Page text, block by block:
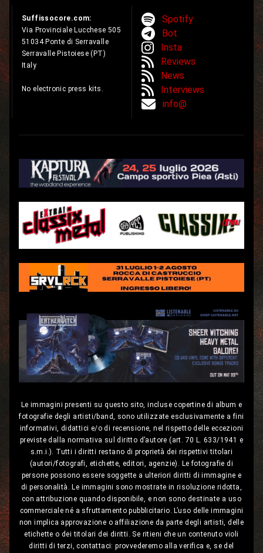
Suffissocore.com:
Via Provinciale Lucchese 505
51034 Ponte di Serravalle
Serravalle Pistoiese (PT)
Italy
No electronic press kits.
Spotify
Bot
Insta
Reviews
News
Interviews
info@
Le immagini presenti su questo sito, incluse copertine di album e
fotografie degli artisti/band, sono utilizzate esclusivamente a fini
informativi, didattici e/o di recensione, nel rispetto delle eccezioni
previste dalla normativa sul diritto d’autore (art. 70 L. 633/1941 e
s.m.i.). Tutti i diritti restano di proprietà dei rispettivi titolari
(autori/fotografi, etichette, editori, agenzie). Le fotografie di
persone possono essere soggette a ulteriori diritti di immagine e
di personalità. Le immagini sono mostrate in risoluzione ridotta,
con attribuzione quando disponibile, e non sono destinate a uso
commerciale né a sfruttamento pubblicitario. L’uso delle immagini
non implica approvazione o affiliazione da parte degli artisti, delle
etichette o dei titolari dei diritti. Se ritieni che un contenuto violi
diritti di terzi, contattaci: provvederemo alla verifica e, se del